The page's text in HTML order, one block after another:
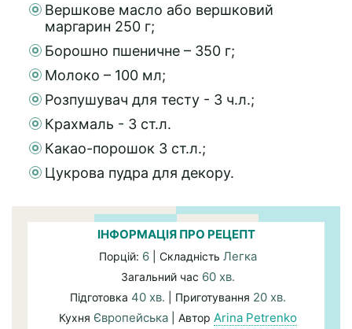
Вершкове масло або вершковий
маргарин 250 г;
Борошно пшеничне – 350 г;
Молоко – 100 мл;
Розпушувач для тесту - 3 ч.л.;
Крахмаль - 3 ст.л.
Какао-порошок 3 ст.л.;
Цукрова пудра для декору.
ІНФОРМАЦІЯ ПРО РЕЦЕПТ
Порцій: 6 | Складність Легка
Загальний час 60 хв.
Підготовка 40 хв. | Приготування 20 хв.
Кухня Європейська | Автор Arina Petrenko